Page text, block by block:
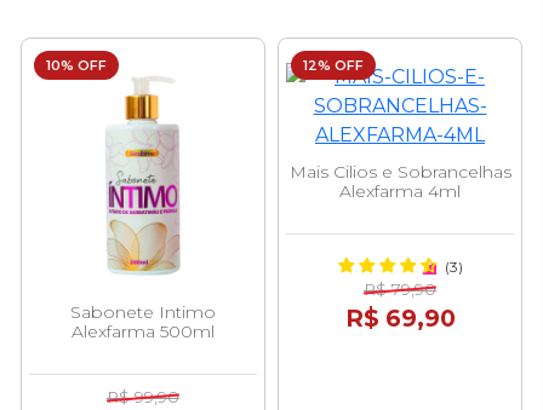
10% OFF
Sabonete Intimo
Alexfarma 500ml
R$ 99,90
12% OFF
Mais Cilios e Sobrancelhas
Alexfarma 4ml
(3)
R$ 79,90
R$ 69,90